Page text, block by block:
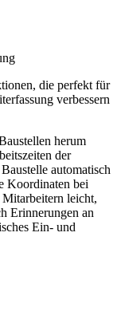
die perfekt für
verbessern
herum
der
automatisch
Koordinaten bei
Mitarbeitern leicht,
Erinnerungen an
Ein- und